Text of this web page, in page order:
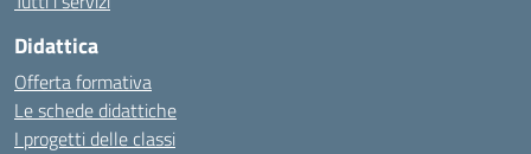
Didattica
Offerta formativa
Le schede didattiche
I progetti delle classi